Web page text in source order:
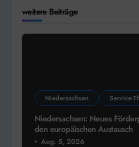
weitere Beiträge
Niedersachsen Service-
Niedersachsen: Neues
den europäischen Austausch
Aug. 5, 2026